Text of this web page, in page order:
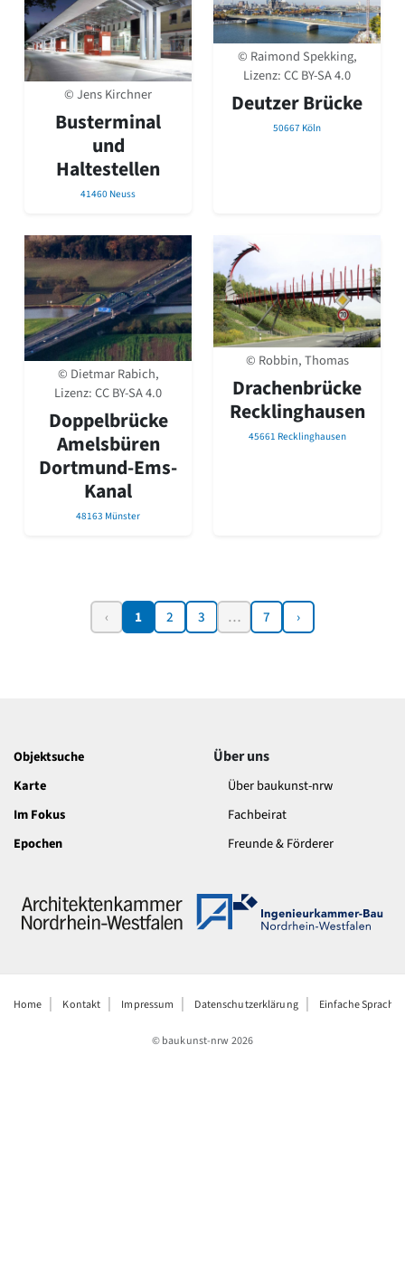
© Jens Kirchner
Busterminal
und
Haltestellen
41460 Neuss
© Raimond Spekking,
Lizenz:CC BY-SA 4.0
Deutzer Brücke
50667 Köln
© Dietmar Rabich,
Lizenz:CC BY-SA 4.0
Doppelbrücke
Amelsbüren
Dortmund-Ems-
Kanal
48163 Münster
© Robbin, Thomas
Drachenbrücke
Recklinghausen
45661 Recklinghausen
‹ 1 2 3 … 7 ›
Objektsuche
Karte
Im Fokus
Epochen
Über uns
Über baukunst-nrw
Fachbeirat
Freunde & Förderer
Home Kontakt Impressum Datenschutzerklärung Einfache Sprache
© baukunst-nrw2026